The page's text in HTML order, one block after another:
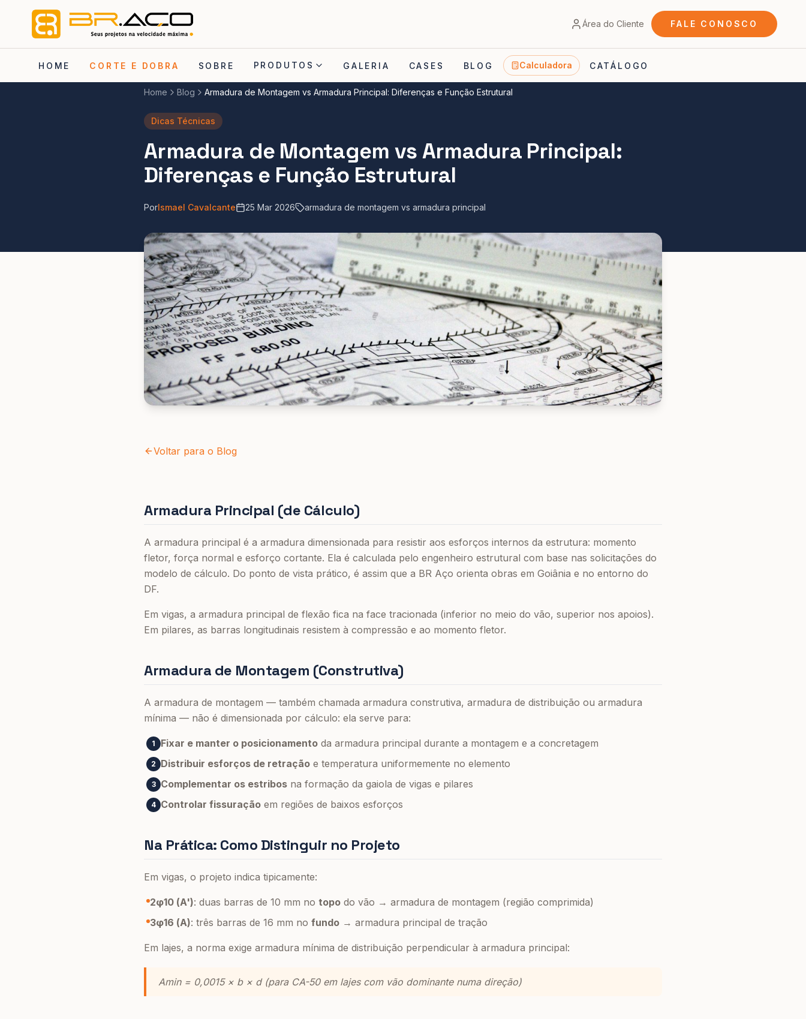
Área do Cliente FALE CONOSCO
HOME CORTE E DOBRA SOBRE PRODUTOS GALERIA CASES BLOG Calculadora CATÁLOGO
Home Blog Armadura de Montagem vs Armadura Principal: Diferenças e Função Estrutural
Dicas Técnicas
Armadura de Montagem vs Armadura Principal:
Diferenças e Função Estrutural
PorIsmael Cavalcante 25 Mar 2026 armadura de montagem vs armadura principal
Voltar para o Blog
Armadura Principal (de Cálculo)
A armadura principal é a armadura dimensionada para resistir aos esforços internos da estrutura: momento
fletor, força normal e esforço cortante. Ela é calculada pelo engenheiro estrutural com base nas solicitações do
modelo de cálculo. Do ponto de vista prático, é assim que a BR Aço orienta obras em Goiânia e no entorno do
DF.
Em vigas, a armadura principal de flexão fica na face tracionada (inferior no meio do vão, superior nos apoios).
Em pilares, as barras longitudinais resistem à compressão e ao momento fletor.
Armadura de Montagem (Construtiva)
A armadura de montagem — também chamada armadura construtiva, armadura de distribuição ou armadura
mínima — não é dimensionada por cálculo: ela serve para:
1 Fixar e manter o posicionamento da armadura principal durante a montagem e a concretagem
2 Distribuir esforços de retração e temperatura uniformemente no elemento
3 Complementar os estribos na formação da gaiola de vigas e pilares
4 Controlar fissuração em regiões de baixos esforços
Na Prática: Como Distinguir no Projeto
Em vigas, o projeto indica tipicamente:
2φ10 (A'): duas barras de 10 mm no topo do vão → armadura de montagem (região comprimida)
3φ16 (A): três barras de 16 mm no fundo → armadura principal de tração
Em lajes, a norma exige armadura mínima de distribuição perpendicular à armadura principal:
Amin = 0,0015 × b × d (para CA-50 em lajes com vão dominante numa direção)